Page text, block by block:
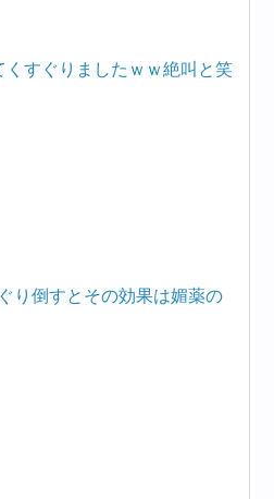
すぐりましたｗｗ絶叫と笑
り倒すとその効果は媚薬の